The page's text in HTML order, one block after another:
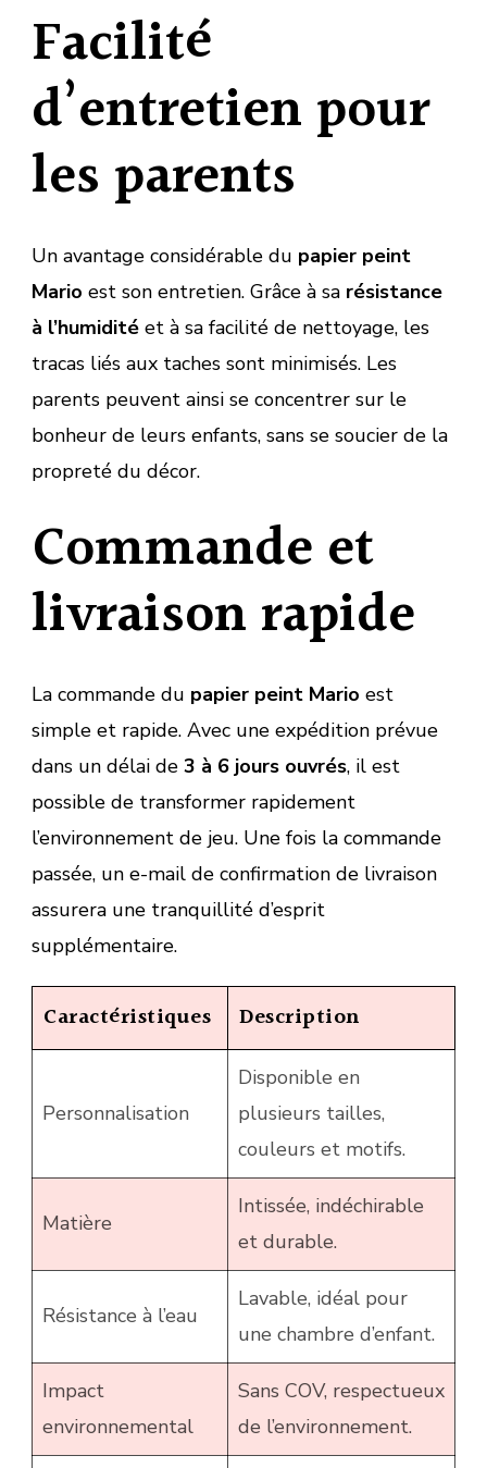
Facilité
d’entretien pour
les parents
Un avantage considérable du papier peint
Mario est son entretien. Grâce à sa résistance
à l’humidité et à sa facilité de nettoyage, les
tracas liés aux taches sont minimisés. Les
parents peuvent ainsi se concentrer sur le
bonheur de leurs enfants, sans se soucier de la
propreté du décor.
Commande et
livraison rapide
La commande du papier peint Mario est
simple et rapide. Avec une expédition prévue
dans un délai de 3 à 6 jours ouvrés, il est
possible de transformer rapidement
l’environnement de jeu. Une fois la commande
passée, un e-mail de confirmation de livraison
assurera une tranquillité d’esprit
supplémentaire.
Caractéristiques Description
Personnalisation
Disponible en
plusieurs tailles,
couleurs et motifs.
Matière
Intissée, indéchirable
et durable.
Résistance à l’eau
Lavable, idéal pour
une chambre d’enfant.
Impact
environnemental
Sans COV, respectueux
de l’environnement.